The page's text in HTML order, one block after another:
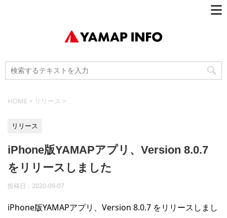
HOME > リリース >
リリース
iPhone版YAMAPアプリ、Version 8.0.7
をリリースしました
投稿日： 2020-09-07
iPhone版YAMAPアプリ、Version 8.0.7 をリリースしまし